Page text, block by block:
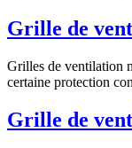
Grille de
Grilles de ventilation
certaine protection
Grille de